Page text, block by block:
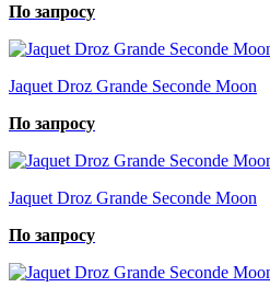
По запросу
Jaquet Droz Grande Seconde Moon
По запросу
Jaquet Droz Grande Seconde Moon
По запросу